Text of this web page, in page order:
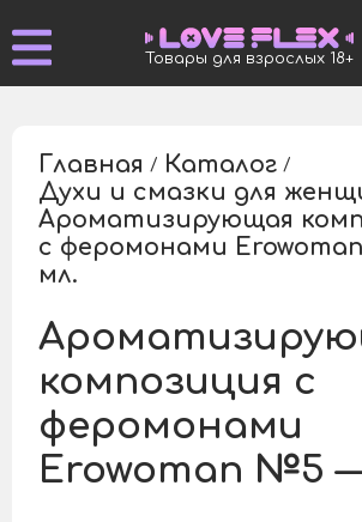
Товары для взрослых 18+
Главная / Каталог /
Духи и смазки для
Ароматизирующая
с феромонами
мл.
композиция с
феромонами
Erowoman №5